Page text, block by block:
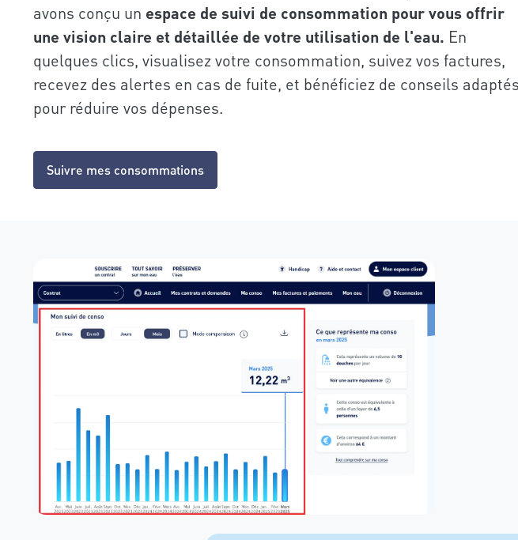
avons conçu un espace de suivi de consommation pour vous offrir
une vision claire et détaillée de votre utilisation de l'eau. En
quelques clics, visualisez votre consommation, suivez vos factures,
recevez des alertes en cas de fuite, et bénéficiez de conseils adaptés
pour réduire vos dépenses.
Suivre mes consommations